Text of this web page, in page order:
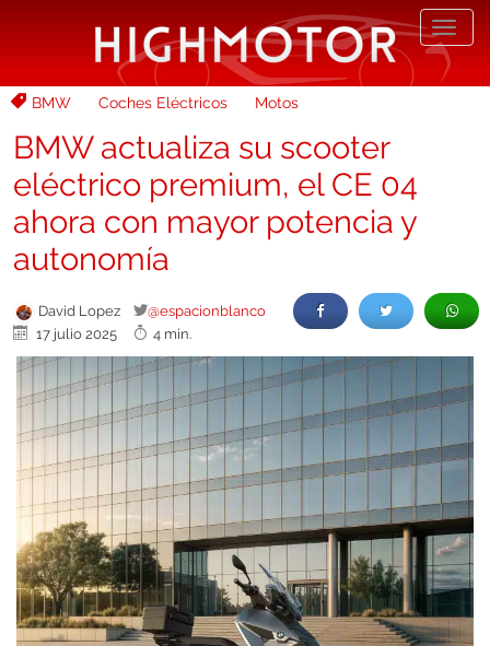
BMW Coches Eléctricos Motos
BMW actualiza su scooter
eléctrico premium, el CE 04
ahora con mayor potencia y
autonomía
David Lopez
@espacionblanco
17 julio 2025
4 min.